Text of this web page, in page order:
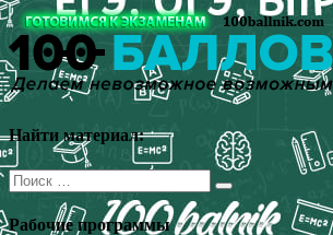
Перейти
к
содержимому
Найти материал:
Поиск
для:
Рабочие программы